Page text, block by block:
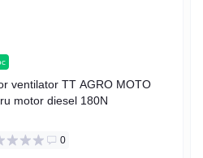
ventilator TT AGRO MOTO
motor diesel 180N
0